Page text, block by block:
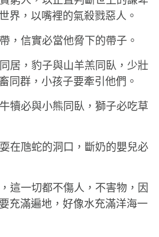
界，以嘴裡的氣殺戮惡人。
，信實必當他脅下的帶子。
居，豹子與山羊羔同臥，少壯
同群，小孩子要牽引他們。
犢必與小熊同臥，獅子必吃草
在虺蛇的洞口，斷奶的嬰兒必
這一切都不傷人，不害物，因
充滿遍地，好像水充滿洋海一